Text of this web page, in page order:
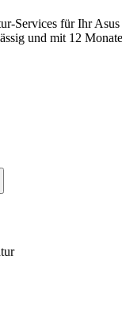
Services für IhrAsus
und mit 12